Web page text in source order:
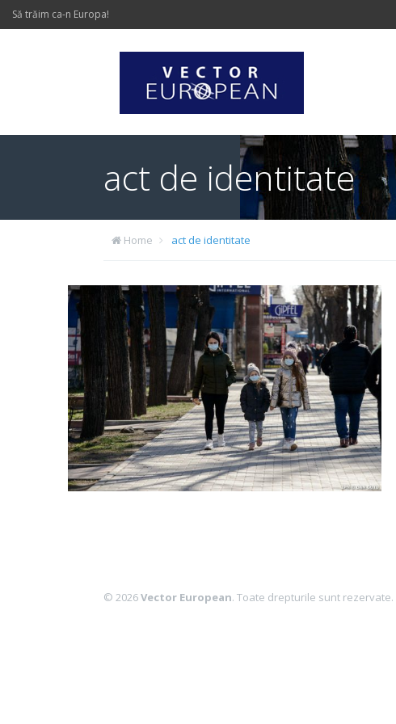
Să trăim ca-n Europa!
act de identitate
Home act de identitate
© 2026Vector European. Toate drepturile sunt rezervate.